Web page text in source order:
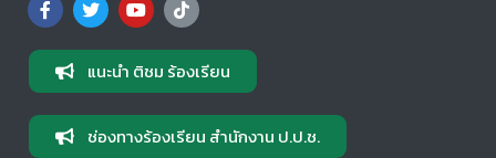
แนะนำ ติชม ร้องเรียน
ช่องทางร้องเรียน สำนักงาน ป.ป.ช.